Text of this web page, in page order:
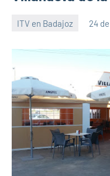
ITV en Badajoz 24